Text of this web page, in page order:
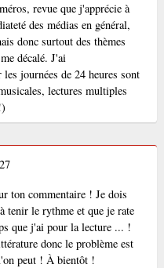
revue que j'apprécie à
des médias en général,
donc surtout des thèmes
décalé. J'ai
journées de 24 heures sont
lectures multiples
ton commentaire ! Je dois
tenir le rythme et que je rate
que j'ai pour la lecture ... !
donc le problème est
peut ! À bientôt !